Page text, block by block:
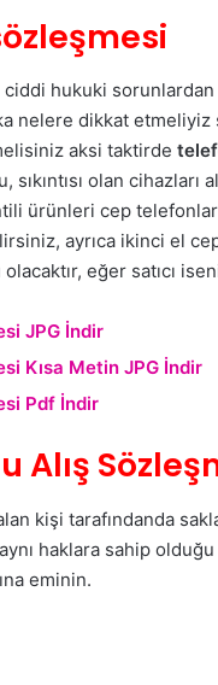
hukuki sorunlardan
nelere dikkat etmeliyiz
aksi taktirde
sıkıntısı olan
ürünleri cep
ayrıca ikinci el
olacaktır, eğer satıcı
JPG İndir
Kısa Metin JPG İndir
Pdf İndir
Alış
kişi tarafındanda
haklara sahip
eminin.